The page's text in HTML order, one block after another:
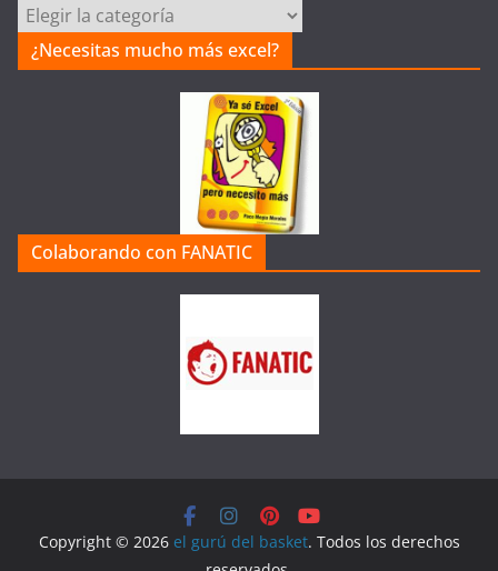
Categorías
de
la
¿Necesitas mucho más excel?
Colaborando con FANATIC
Copyright © 2026 el gurú del basket. Todos los derechos